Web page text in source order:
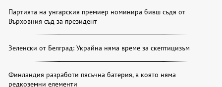
Партията на унгарския премиер номинира бивш съдя от
Върховния съд за президент
Зеленски от Белград: Украйна няма време за скептицизъм
Финландия разработи пясъчна батерия, в която няма
редкоземни елементи